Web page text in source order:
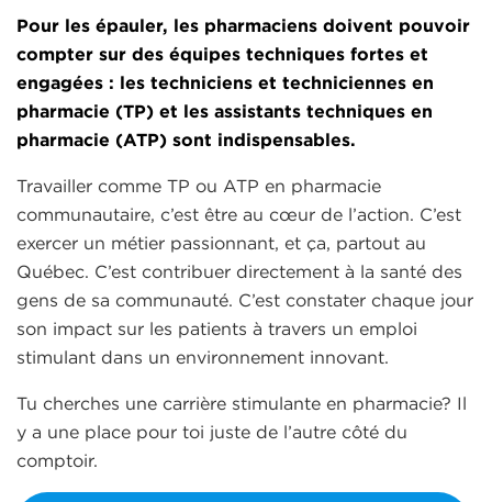
Pour les épauler, les pharmaciens doivent pouvoir
compter sur des équipes techniques fortes et
engagées : les techniciens et techniciennes en
pharmacie (TP) et les assistants techniques en
pharmacie (ATP) sont indispensables.
Travailler comme TP ou ATP en pharmacie
communautaire, c’est être au cœur de l’action. C’est
exercer un métier passionnant, et ça, partout au
Québec. C’est contribuer directement à la santé des
gens de sa communauté. C’est constater chaque jour
son impact sur les patients à travers un emploi
stimulant dans un environnement innovant.
Tu cherches une carrière stimulante en pharmacie? Il
y a une place pour toi juste de l’autre côté du
comptoir.